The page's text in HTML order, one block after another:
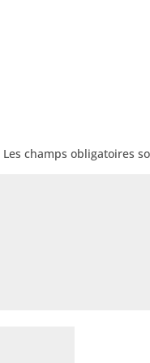
Les champs obligatoires